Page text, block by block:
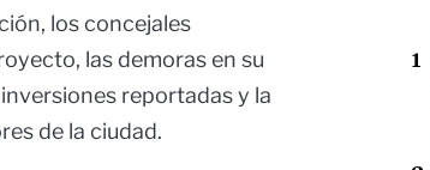
los concejales
las demoras en su
reportadas y la
de la ciudad.